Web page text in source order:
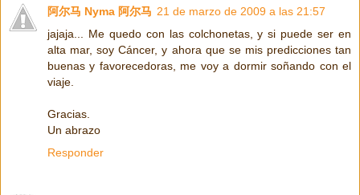
阿尔马 Nyma 阿尔马 21 de marzo de 2009 a las 21:57
jajaja... Me quedo con las colchonetas, y si puede ser en
alta mar, soy Cáncer, y ahora que se mis predicciones tan
buenas y favorecedoras, me voy a dormir soñando con el
viaje.
Gracias.
Un abrazo
Responder